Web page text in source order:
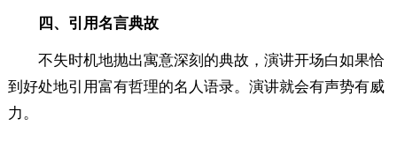
四、引用名言典故
不失时机地抛出寓意深刻的典故，演讲开场白如果恰
到好处地引用富有哲理的名人语录。演讲就会有声势有威
力。